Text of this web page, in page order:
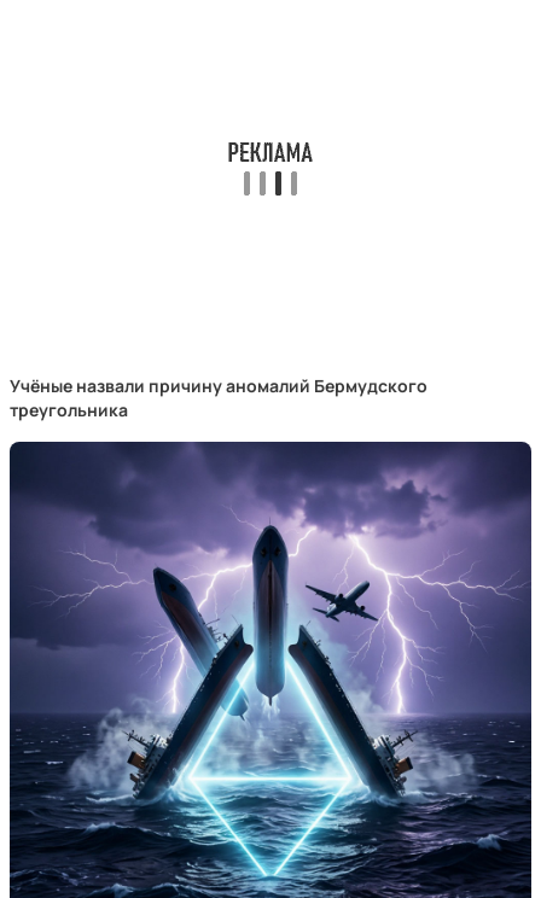
Учёные назвали причину аномалий Бермудского
треугольника